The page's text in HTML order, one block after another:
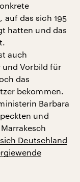
auf das sich 195
hatten und das
auch
und Vorbild für
das
bekommen.
Barbara
und
Deutschland